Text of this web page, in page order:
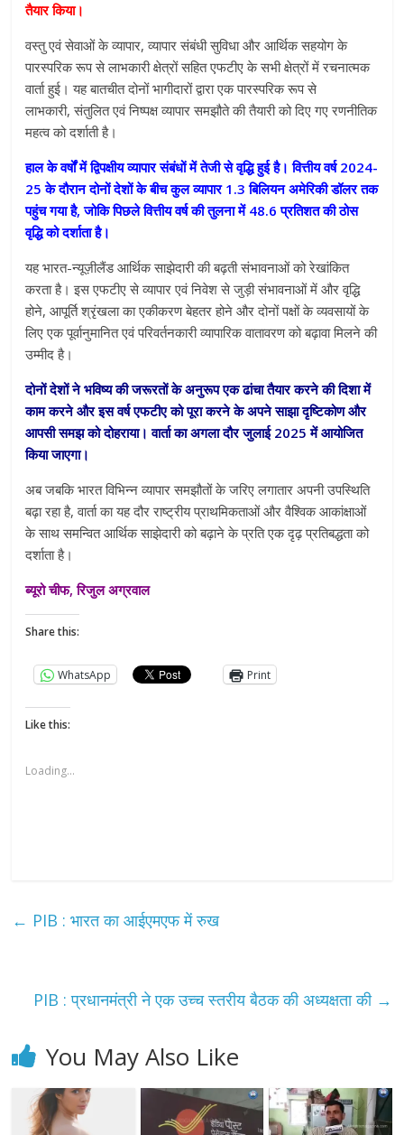
तैयार किया।
वस्तु एवं सेवाओं के व्यापार, व्यापार संबंधी सुविधा और आर्थिक सहयोग के
पारस्परिक रूप से लाभकारी क्षेत्रों सहित एफटीए के सभी क्षेत्रों में रचनात्मक
वार्ता हुई। यह बातचीत दोनों भागीदारों द्वारा एक पारस्परिक रूप से
लाभकारी, संतुलित एवं निष्पक्ष व्यापार समझौते की तैयारी को दिए गए रणनीतिक
महत्व को दर्शाती है।
हाल के वर्षों में द्विपक्षीय व्यापार संबंधों में तेजी से वृद्धि हुई है। वित्तीय वर्ष 2024-
25 के दौरान दोनों देशों के बीच कुल व्यापार 1.3 बिलियन अमेरिकी डॉलर तक
पहुंच गया है, जोकि पिछले वित्तीय वर्ष की तुलना में 48.6 प्रतिशत की ठोस
वृद्धि को दर्शाता है।
यह भारत-न्यूज़ीलैंड आर्थिक साझेदारी की बढ़ती संभावनाओं को रेखांकित
करता है। इस एफटीए से व्यापार एवं निवेश से जुड़ी संभावनाओं में और वृद्धि
होने, आपूर्ति श्रृंखला का एकीकरण बेहतर होने और दोनों पक्षों के व्यवसायों के
लिए एक पूर्वानुमानित एवं परिवर्तनकारी व्यापारिक वातावरण को बढ़ावा मिलने की
उम्मीद है।
दोनों देशों ने भविष्य की जरूरतों के अनुरूप एक ढांचा तैयार करने की दिशा में
काम करने और इस वर्ष एफटीए को पूरा करने के अपने साझा दृष्टिकोण और
आपसी समझ को दोहराया। वार्ता का अगला दौर जुलाई 2025 में आयोजित
किया जाएगा।
अब जबकि भारत विभिन्न व्यापार समझौतों के जरिए लगातार अपनी उपस्थिति
बढ़ा रहा है, वार्ता का यह दौर राष्ट्रीय प्राथमिकताओं और वैश्विक आकांक्षाओं
के साथ समन्वित आर्थिक साझेदारी को बढ़ाने के प्रति एक दृढ़ प्रतिबद्धता को
दर्शाता है।
ब्यूरो चीफ, रिजुल अग्रवाल
Share this:
WhatsApp Print
Like this:
Loading...
← PIB : भारत का आईएमएफ में रुख
PIB : प्रधानमंत्री ने एक उच्च स्तरीय बैठक की अध्यक्षता की →
You May Also Like